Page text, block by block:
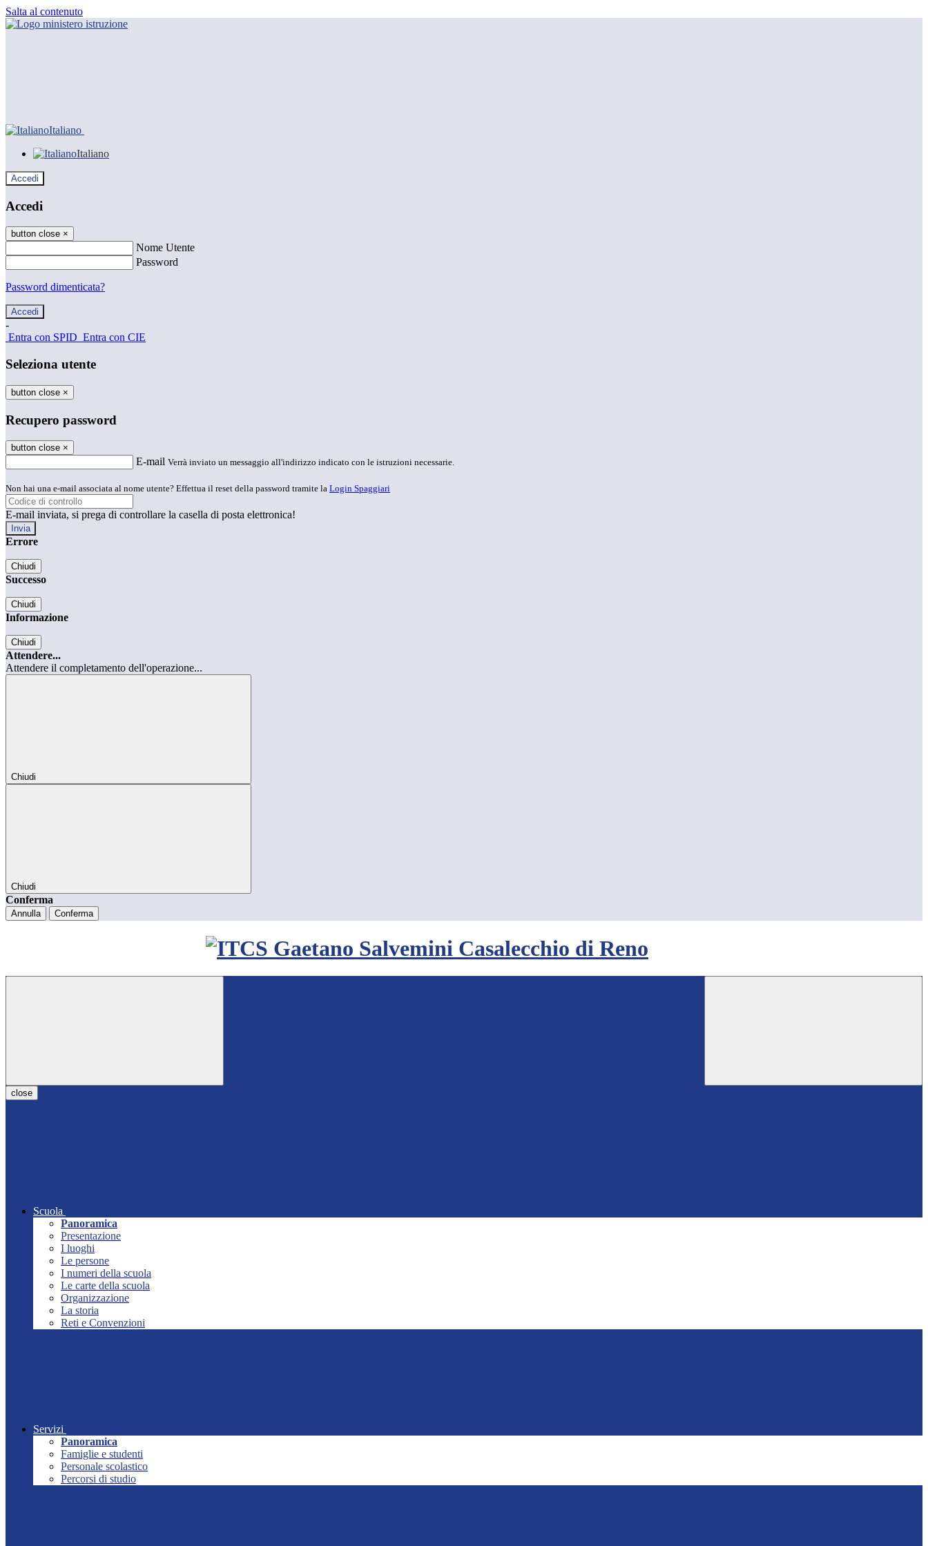
Salta al contenuto
Italiano
Italiano
Accedi
Accedi
button close ×
Nome Utente
Password
Password dimenticata?
-
Entra con SPID Entra con CIE
Seleziona utente
button close ×
Recupero password
button close ×
E-mail Verrà inviato un messaggio all'indirizzo indicato con le istruzioni necessarie.
Non hai una e-mail associata al nome utente? Effettua il reset della password tramite la Login Spaggiari
E-mail inviata, si prega di controllare la casella di posta elettronica!
Errore
Chiudi
Successo
Chiudi
Informazione
Chiudi
Attendere...
Attendere il completamento dell'operazione...
Chiudi
Chiudi
Conferma
Annulla Conferma
close
Scuola
Panoramica
Presentazione
I luoghi
Le persone
I numeri della scuola
Le carte della scuola
Organizzazione
La storia
Reti e Convenzioni
Servizi
Panoramica
Famiglie e studenti
Personale scolastico
Percorsi di studio